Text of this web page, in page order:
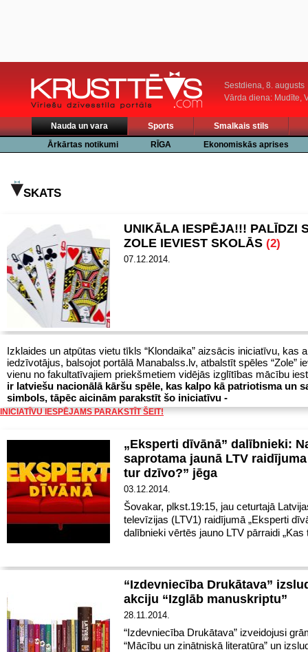
Sestdiena, 8. augusts
Vārda diena: Mudīte,
Nauda un vara Sports
Smalkais stils
Ārkārtas notikumi
RĪGA Ekonomiskās aprises
SKATS
UNIKĀLA IESPĒJA!!! PALĪDZI
ZOLE IEVIEST SKOLĀS (2)
07.12.2014.
Izklaides un atpūtas vietu tīkls “Klondaika” aizsācis iniciatīvu, kas
iedzīvotājus, balsojot portālā Manabalss.lv, atbalstīt spēles “Zole”
vienu no fakultatīvajiem priekšmetiem vidējās izglītības mācību
ir latviešu nacionālā kāršu spēle, kas kalpo kā patriotisma un
simbols, tāpēc aicinām parakstīt šo iniciatīvu -
INICIATĪVU IESPĒJAMS PARAKSTĪT ŠEIT!
„Eksperti dīvānā” dalībnieki:
saprotama jaunā LTV
tur dzīvo?” jēga
03.12.2014.
Šovakar, plkst.19:15, jau ceturtajā
televīzijas (LTV1) raidījumā „Eksperti
dalībnieki vērtēs jauno LTV pārraidi
“Izdevniecība Drukātava”
akciju “Izglāb manuskriptu”
28.11.2014.
“Izdevniecība Drukātava” izveidojusi
“Mācību un zinātniskā literatūra” un